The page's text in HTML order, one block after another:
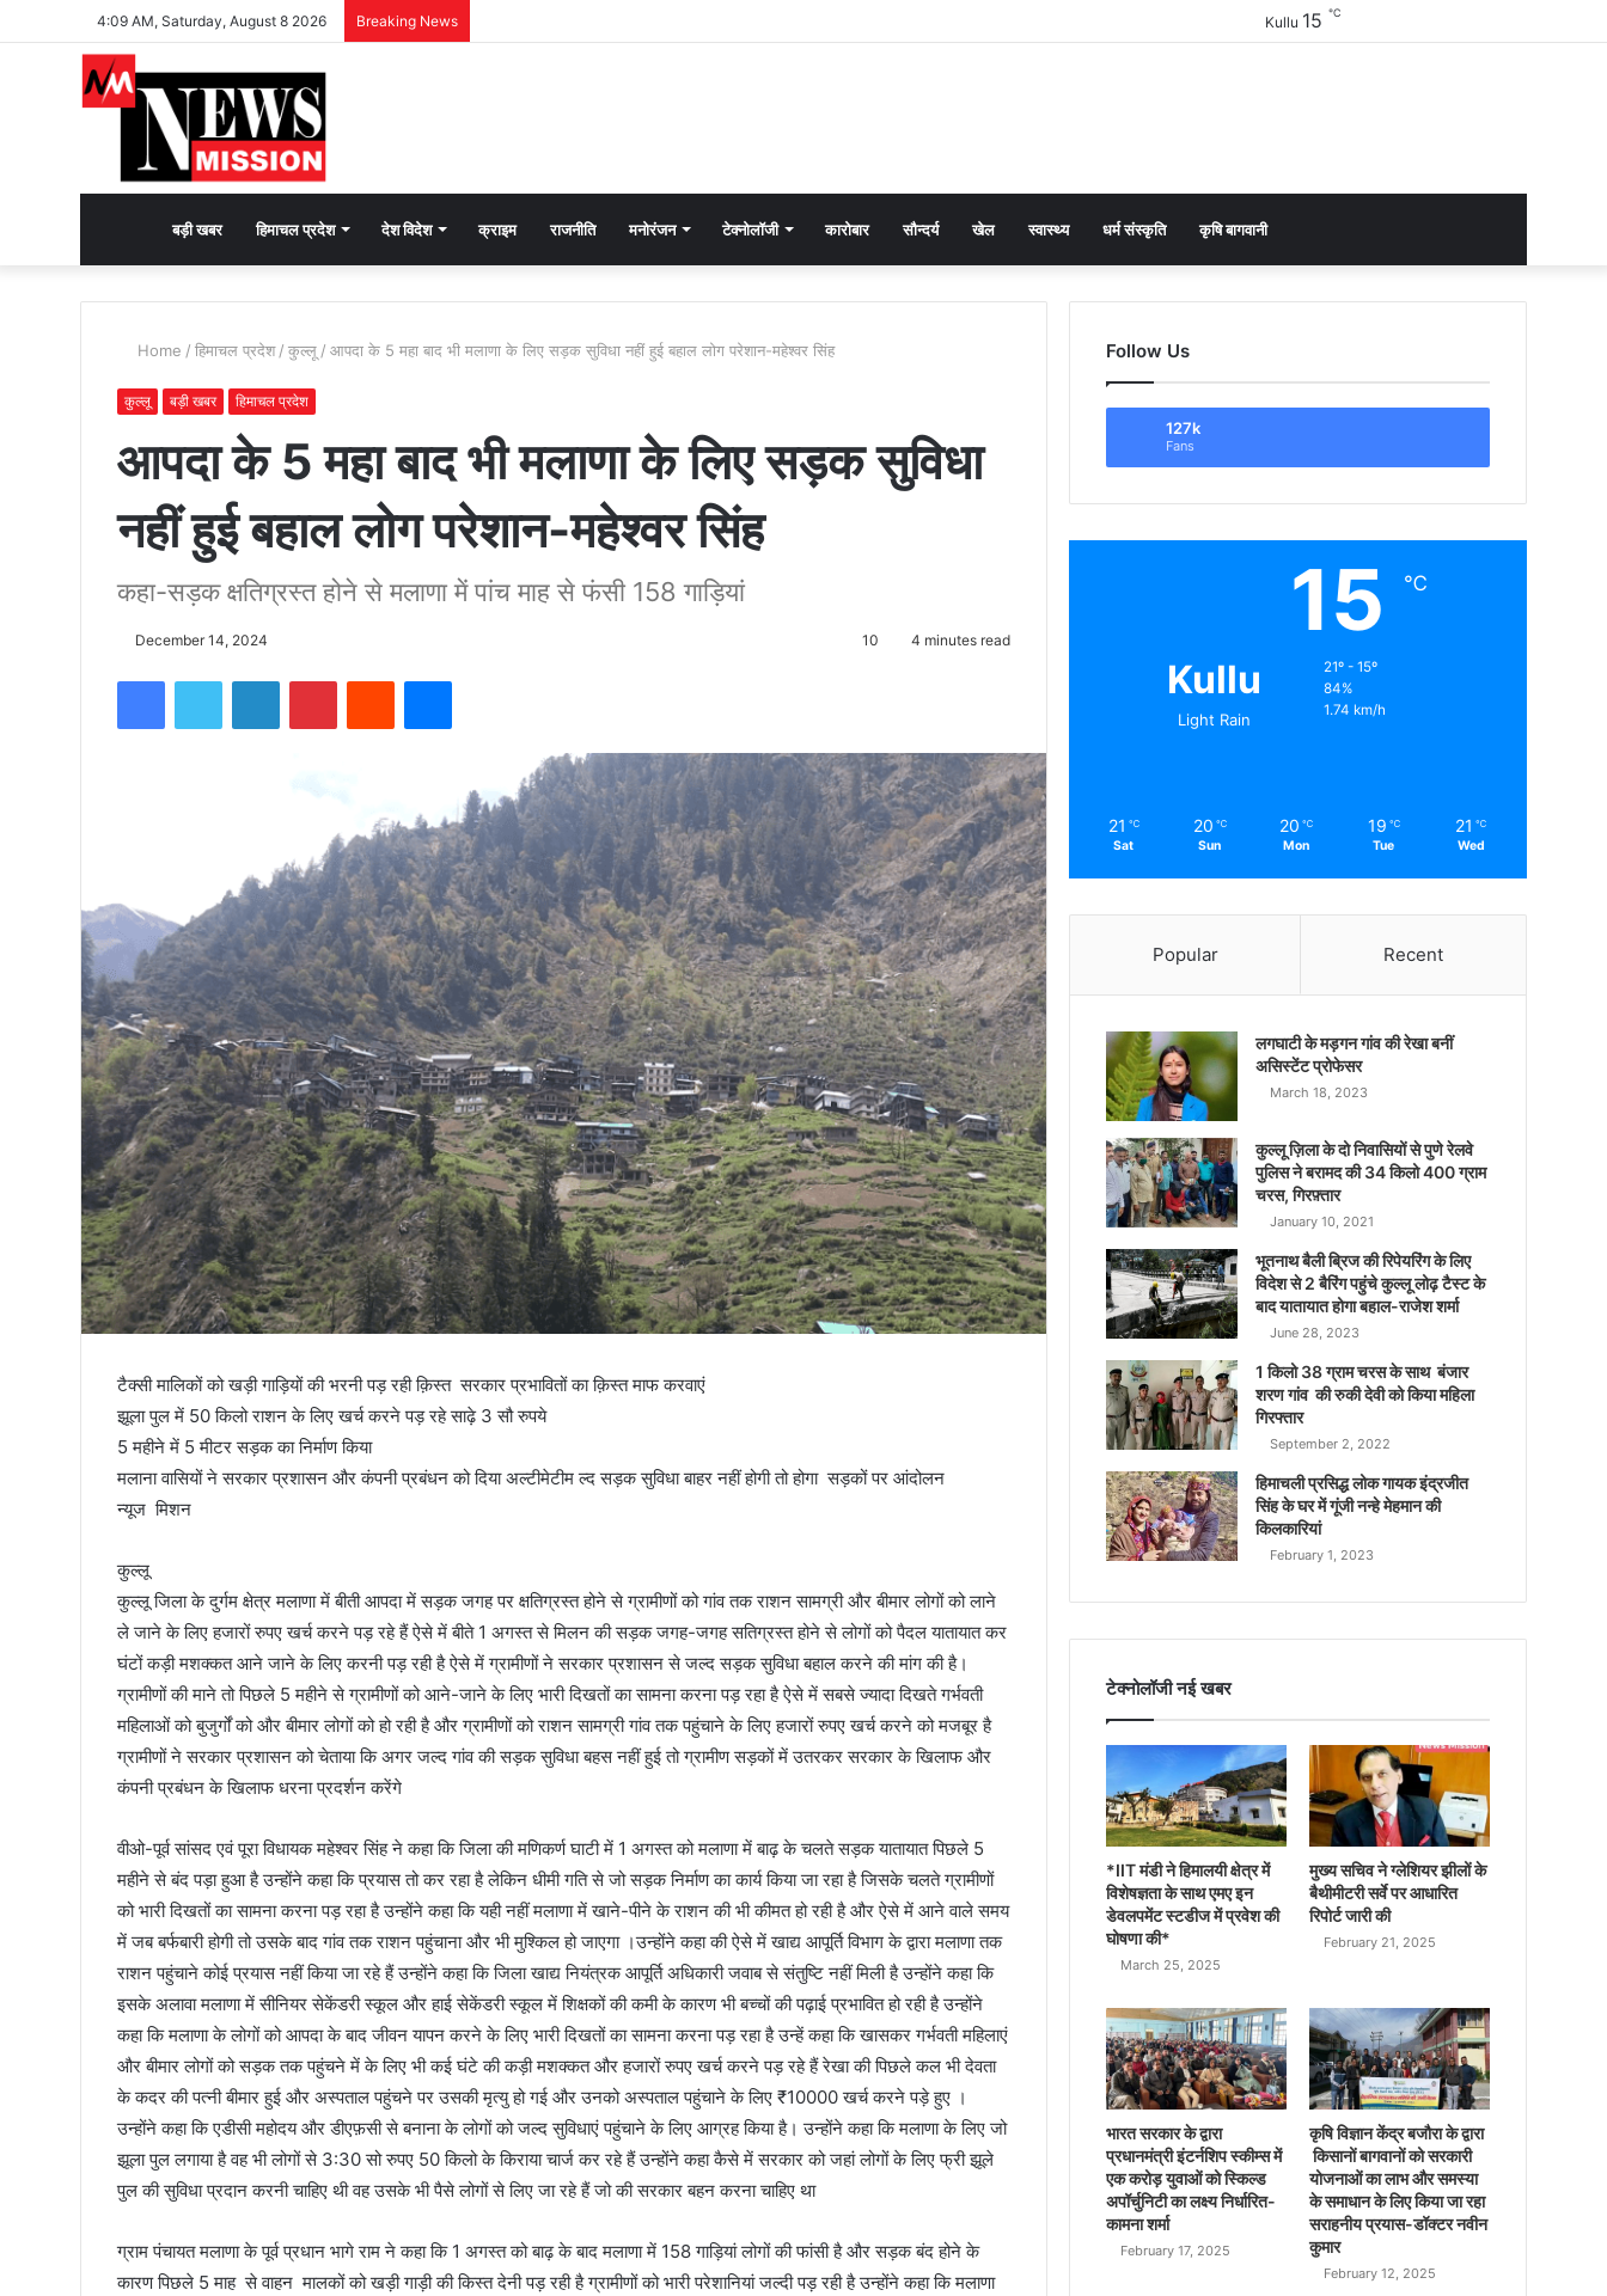
4:09 AM, Saturday, August 8 2026 Breaking News Kullu 15 ℃
भक्ति
भावना
जगाने
को
फीट
पर
फहराया
तिरंगा
बड़ी खबर हिमाचल प्रदेश देश विदेश क्राइम राजनीति मनोरंजन टेक्नोलॉजी कारोबार सौन्दर्य खेल स्वास्थ्य धर्म संस्कृति कृषि बागवानी
Home / हिमाचल प्रदेश / कुल्लू / आपदा के 5 महा बाद भी मलाणा के लिए सड़क सुविधा नहीं हुई बहाल लोग परेशान-महेश्वर सिंह
कुल्लू बड़ी खबर हिमाचल प्रदेश
आपदा के 5 महा बाद भी मलाणा के लिए सड़क सुविधा
नहीं हुई बहाल लोग परेशान-महेश्वर सिंह
कहा-सड़क क्षतिग्रस्त होने से मलाणा में पांच माह से फंसी 158 गाड़ियां
December 14, 2024 10 4 minutes read
टैक्सी मालिकों को खड़ी गाड़ियों की भरनी पड़ रही क़िस्त सरकार प्रभावितों का क़िस्त माफ करवाएं
झूला पुल में 50 किलो राशन के लिए खर्च करने पड़ रहे साढ़े 3 सौ रुपये
5 महीने में 5 मीटर सड़क का निर्माण किया
मलाना वासियों ने सरकार प्रशासन और कंपनी प्रबंधन को दिया अल्टीमेटीम ल्द सड़क सुविधा बाहर नहीं होगी तो होगा सड़कों पर आंदोलन
न्यूज मिशन
कुल्लू
कुल्लू जिला के दुर्गम क्षेत्र मलाणा में बीती आपदा में सड़क जगह पर क्षतिग्रस्त होने से ग्रामीणों को गांव तक राशन सामग्री और बीमार लोगों को लाने
ले जाने के लिए हजारों रुपए खर्च करने पड़ रहे हैं ऐसे में बीते 1 अगस्त से मिलन की सड़क जगह-जगह सतिग्रस्त होने से लोगों को पैदल यातायात कर
घंटों कड़ी मशक्कत आने जाने के लिए करनी पड़ रही है ऐसे में ग्रामीणों ने सरकार प्रशासन से जल्द सड़क सुविधा बहाल करने की मांग की है।
ग्रामीणों की माने तो पिछले 5 महीने से ग्रामीणों को आने-जाने के लिए भारी दिखतों का सामना करना पड़ रहा है ऐसे में सबसे ज्यादा दिखते गर्भवती
महिलाओं को बुजुर्गों को और बीमार लोगों को हो रही है और ग्रामीणों को राशन सामग्री गांव तक पहुंचाने के लिए हजारों रुपए खर्च करने को मजबूर है
ग्रामीणों ने सरकार प्रशासन को चेताया कि अगर जल्द गांव की सड़क सुविधा बहस नहीं हुई तो ग्रामीण सड़कों में उतरकर सरकार के खिलाफ और
कंपनी प्रबंधन के खिलाफ धरना प्रदर्शन करेंगे
वीओ-पूर्व सांसद एवं पूरा विधायक महेश्वर सिंह ने कहा कि जिला की मणिकर्ण घाटी में 1 अगस्त को मलाणा में बाढ़ के चलते सड़क यातायात पिछले 5
महीने से बंद पड़ा हुआ है उन्होंने कहा कि प्रयास तो कर रहा है लेकिन धीमी गति से जो सड़क निर्माण का कार्य किया जा रहा है जिसके चलते ग्रामीणों
को भारी दिखतों का सामना करना पड़ रहा है उन्होंने कहा कि यही नहीं मलाणा में खाने-पीने के राशन की भी कीमत हो रही है और ऐसे में आने वाले समय
में जब बर्फबारी होगी तो उसके बाद गांव तक राशन पहुंचाना और भी मुश्किल हो जाएगा ।उन्होंने कहा की ऐसे में खाद्य आपूर्ति विभाग के द्वारा मलाणा तक
राशन पहुंचाने कोई प्रयास नहीं किया जा रहे हैं उन्होंने कहा कि जिला खाद्य नियंत्रक आपूर्ति अधिकारी जवाब से संतुष्टि नहीं मिली है उन्होंने कहा कि
इसके अलावा मलाणा में सीनियर सेकेंडरी स्कूल और हाई सेकेंडरी स्कूल में शिक्षकों की कमी के कारण भी बच्चों की पढ़ाई प्रभावित हो रही है उन्होंने
कहा कि मलाणा के लोगों को आपदा के बाद जीवन यापन करने के लिए भारी दिखतों का सामना करना पड़ रहा है उन्हें कहा कि खासकर गर्भवती महिलाएं
और बीमार लोगों को सड़क तक पहुंचने में के लिए भी कई घंटे की कड़ी मशक्कत और हजारों रुपए खर्च करने पड़ रहे हैं रेखा की पिछले कल भी देवता
के कदर की पत्नी बीमार हुई और अस्पताल पहुंचने पर उसकी मृत्यु हो गई और उनको अस्पताल पहुंचाने के लिए ₹10000 खर्च करने पड़े हुए ।
उन्होंने कहा कि एडीसी महोदय और डीएफ़सी से बनाना के लोगों को जल्द सुविधाएं पहुंचाने के लिए आग्रह किया है। उन्होंने कहा कि मलाणा के लिए जो
झूला पुल लगाया है वह भी लोगों से 3:30 सो रुपए 50 किलो के किराया चार्ज कर रहे हैं उन्होंने कहा कैसे में सरकार को जहां लोगों के लिए फ्री झूले
पुल की सुविधा प्रदान करनी चाहिए थी वह उसके भी पैसे लोगों से लिए जा रहे हैं जो की सरकार बहन करना चाहिए था
ग्राम पंचायत मलाणा के पूर्व प्रधान भागे राम ने कहा कि 1 अगस्त को बाढ़ के बाद मलाणा में 158 गाड़ियां लोगों की फांसी है और सड़क बंद होने के
कारण पिछले 5 माह से वाहन मालकों को खड़ी गाड़ी की किस्त देनी पड़ रही है ग्रामीणों को भारी परेशानियां जल्दी पड़ रही है उन्होंने कहा कि मलाणा
Follow Us
127k
Fans
Kullu
Light Rain
15 ℃
21º - 15º
84%
1.74 km/h
21 ℃
Sat
20 ℃
Sun
20 ℃
Mon
19 ℃
Tue
21 ℃
Wed
Popular Recent
लगघाटी के मड़गन गांव की रेखा बनीं
असिस्टेंट प्रोफेसर
March 18, 2023
कुल्लू ज़िला के दो निवासियों से पुणे रेलवे
पुलिस ने बरामद की 34 किलो 400 ग्राम
चरस, गिरफ़्तार
January 10, 2021
भूतनाथ बैली ब्रिज की रिपेयरिंग के लिए
विदेश से 2 बैरिंग पहुंचे कुल्लू लोढ़ टैस्ट के
बाद यातायात होगा बहाल-राजेश शर्मा
June 28, 2023
1 किलो 38 ग्राम चरस के साथ बंजार
शरण गांव की रुकी देवी को किया महिला
गिरफ्तार
September 2, 2022
हिमाचली प्रसिद्ध लोक गायक इंद्रजीत
सिंह के घर में गूंजी नन्हे मेहमान की
किलकारियां
February 1, 2023
टेक्नोलॉजी नई खबर
*IIT मंडी ने हिमालयी क्षेत्र में
विशेषज्ञता के साथ एमए इन
डेवलपमेंट स्टडीज में प्रवेश की
घोषणा की*
March 25, 2025
मुख्य सचिव ने ग्लेशियर झीलों के
बैथीमीटरी सर्वे पर आधारित
रिपोर्ट जारी की
February 21, 2025
भारत सरकार के द्वारा
प्रधानमंत्री इंटर्नशिप स्कीम्स में
एक करोड़ युवाओं को स्किल्ड
अपॉर्चुनिटी का लक्ष्य निर्धारित-
कामना शर्मा
February 17, 2025
कृषि विज्ञान केंद्र बजौरा के द्वारा
किसानों बागवानों को सरकारी
योजनाओं का लाभ और समस्या
के समाधान के लिए किया जा रहा
सराहनीय प्रयास-डॉक्टर नवीन
कुमार
February 12, 2025